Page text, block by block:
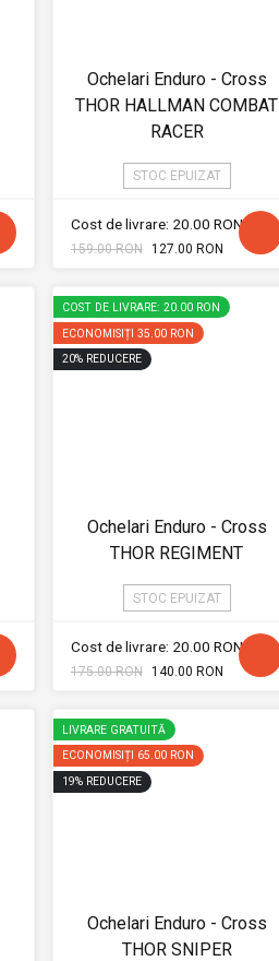
Ochelari Enduro - Cross
THOR HALLMAN COMBAT
RACER
STOC EPUIZAT
Cost de livrare: 20.00 RON
159.00 RON 127.00 RON
COST DE LIVRARE: 20.00 RON
ECONOMISIȚI 35.00 RON
20% REDUCERE
Ochelari Enduro - Cross
THOR REGIMENT
STOC EPUIZAT
Cost de livrare: 20.00 RON
175.00 RON 140.00 RON
LIVRARE GRATUITĂ
ECONOMISIȚI 65.00 RON
19% REDUCERE
Ochelari Enduro - Cross
THOR SNIPER